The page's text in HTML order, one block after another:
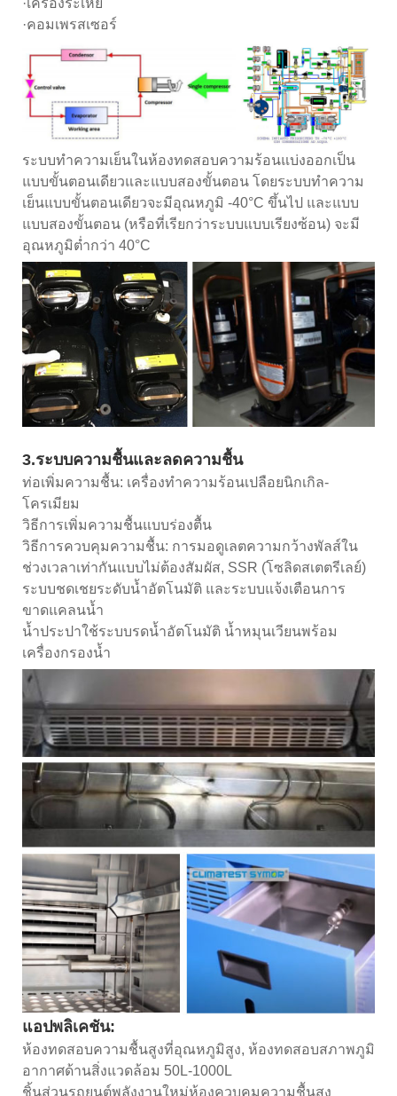
·เครื่องระเหย
·คอมเพรสเซอร์
ระบบทำความเย็นในห้องทดสอบความร้อนแบ่งออกเป็น
แบบขั้นตอนเดียวและแบบสองขั้นตอน โดยระบบทำความ
เย็นแบบขั้นตอนเดียวจะมีอุณหภูมิ -40°C ขึ้นไป และแบบ
แบบสองขั้นตอน (หรือที่เรียกว่าระบบแบบเรียงซ้อน) จะมี
อุณหภูมิต่ำกว่า 40°C
3.ระบบความชื้นและลดความชื้น
ท่อเพิ่มความชื้น: เครื่องทำความร้อนเปลือยนิกเกิล-
โครเมียม
วิธีการเพิ่มความชื้นแบบร่องตื้น
วิธีการควบคุมความชื้น: การมอดูเลตความกว้างพัลส์ใน
ช่วงเวลาเท่ากันแบบไม่ต้องสัมผัส, SSR (โซลิดสเตตรีเลย์)
ระบบชดเชยระดับน้ำอัตโนมัติ และระบบแจ้งเตือนการ
ขาดแคลนน้ำ
น้ำประปาใช้ระบบรดน้ำอัตโนมัติ น้ำหมุนเวียนพร้อม
เครื่องกรองน้ำ
แอปพลิเคชัน:
ห้องทดสอบความชื้นสูงที่อุณหภูมิสูง, ห้องทดสอบสภาพภูมิ
อากาศด้านสิ่งแวดล้อม 50L-1000L
ชิ้นส่วนรถยนต์พลังงานใหม่ห้องควบคุมความชื้นสูง